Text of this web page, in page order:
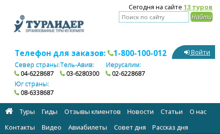
Сегодня на сайте 13 туров
Телефон для заказов: 1-800-100-012
Север страны:
04-6228687
Тель-Авив:
03-6280300
Иерусалим:
02-6228687
Юг страны:
08-6338687
Войти
Туры Гиды Отзывы клиентов Новости Статьи
О нас
Контакты
Видео Авиабилеты Cовет дня Рассказ дня